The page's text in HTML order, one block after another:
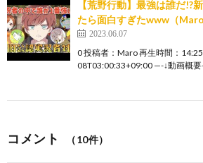
【荒野行動】最強は誰だ!?
たら面白すぎたwww（Maro
2023.06.07
0 投稿者：Maro 再生時間：
08T03:00:33+09:00 —-↓動画概
コメント （10件）